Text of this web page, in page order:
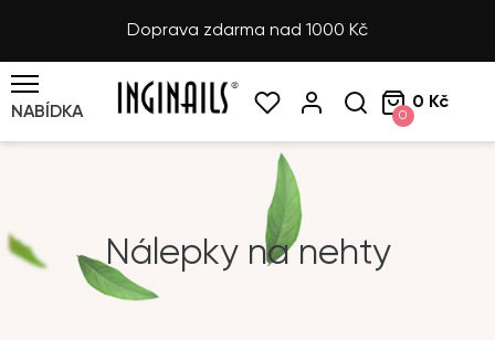
Doprava zdarma nad 1000 Kč
NABÍDKA 0
0 Kč
Nálepky na nehty